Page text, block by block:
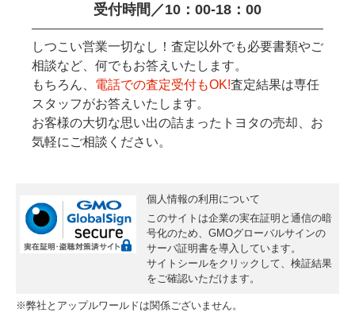
受付時間／10：00-18：00
しつこい営業一切なし！査定以外でも必要書類やご
相談など、何でもお答えいたします。
もちろん、 電話での査定受付もOK!査定結果は専任
スタッフがお答えいたします。
お客様の大切な思い出の詰まったトヨタの売却、お
気軽にご相談ください。
個人情報の利用について
このサイトは企業の実在証明と通信の暗
号化のため、GMOグローバルサインの
サーバ証明書を導入しています。
サイトシールをクリックして、検証結果
をご確認いただけます。
※弊社とアップルワールドは関係ございません。